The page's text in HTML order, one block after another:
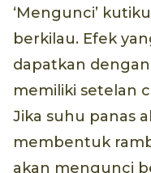
‘Mengunci’
berkilau. Efek
dapatkan
memiliki setelan
Jika suhu panas
membentuk
akan mengunci